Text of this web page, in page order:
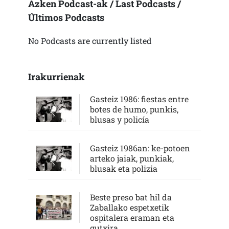
Azken Podcast-ak / Last Podcasts /
Últimos Podcasts
No Podcasts are currently listed
Irakurrienak
Gasteiz 1986: fiestas entre
botes de humo, punkis,
blusas y policía
Gasteiz 1986an: ke-potoen
arteko jaiak, punkiak,
blusak eta polizia
Beste preso bat hil da
Zaballako espetxetik
ospitalera eraman eta